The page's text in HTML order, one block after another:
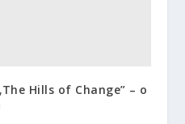
Hills of Change” – o